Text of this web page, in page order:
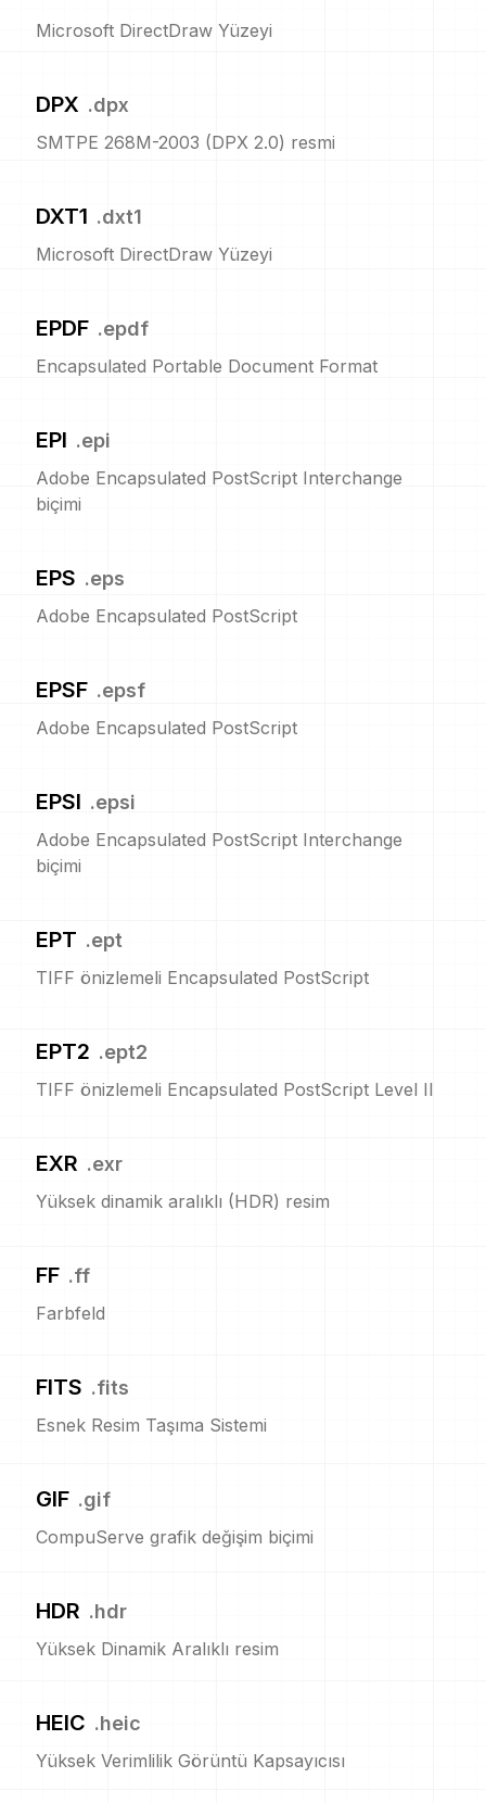
Microsoft DirectDraw Yüzeyi
DPX .dpx
SMTPE 268M-2003 (DPX 2.0) resmi
DXT1 .dxt1
Microsoft DirectDraw Yüzeyi
EPDF .epdf
Encapsulated Portable Document Format
EPI .epi
Adobe Encapsulated PostScript Interchange
biçimi
EPS .eps
Adobe Encapsulated PostScript
EPSF .epsf
Adobe Encapsulated PostScript
EPSI .epsi
Adobe Encapsulated PostScript Interchange
biçimi
EPT .ept
TIFF önizlemeli Encapsulated PostScript
EPT2 .ept2
TIFF önizlemeli Encapsulated PostScript Level II
EXR .exr
Yüksek dinamik aralıklı (HDR) resim
FF .ff
Farbfeld
FITS .fits
Esnek Resim Taşıma Sistemi
GIF .gif
CompuServe grafik değişim biçimi
HDR .hdr
Yüksek Dinamik Aralıklı resim
HEIC .heic
Yüksek Verimlilik Görüntü Kapsayıcısı